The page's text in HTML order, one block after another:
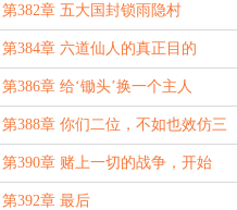
（合章4k5）
第382章 五大国封锁雨隐村
第384章 六道仙人的真正目的
第386章 给‘锄头’换一个主人
第388章 你们二位，不如也效仿三
代目，直接退休养老吧
第390章 赌上一切的战争，开始
了！
第392章 最后